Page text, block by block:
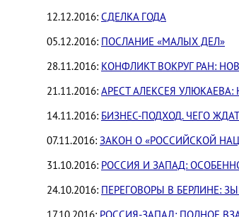
12.12.2016: СДЕЛКА ГОДА
05.12.2016: ПОСЛАНИЕ «МАЛЫХ ДЕЛ»
28.11.2016: КОНФЛИКТ ВОКРУГ РАН:
21.11.2016: АРЕСТ АЛЕКСЕЯ
14.11.2016: БИЗНЕС-ПОДХОД. ЧЕГО
07.11.2016: ЗАКОН О «РОССИЙСКОЙ
31.10.2016: РОССИЯ И ЗАПАД:
24.10.2016: ПЕРЕГОВОРЫ В БЕРЛИНЕ: